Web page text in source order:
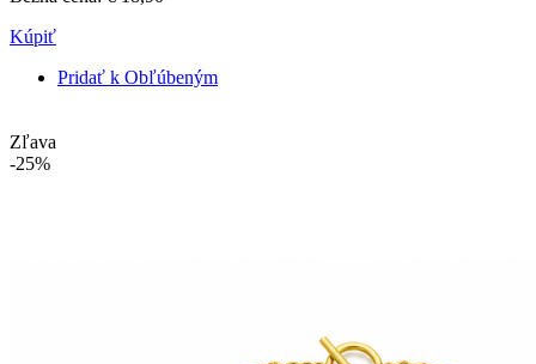
Kúpiť
Pridať k Obľúbeným
Zľava
-25%